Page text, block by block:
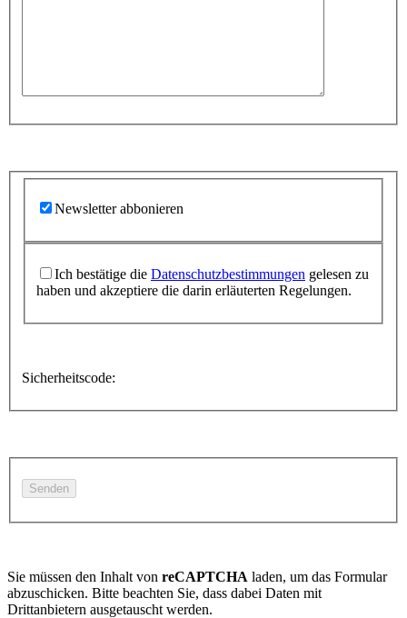
Newsletter abbonieren
Ich bestätige die Datenschutzbestimmungen gelesen zu
haben und akzeptiere die darin erläuterten Regelungen.
Sicherheitscode:
Sie müssen den Inhalt von reCAPTCHA laden, um das Formular
abzuschicken. Bitte beachten Sie, dass dabei Daten mit
Drittanbietern ausgetauscht werden.